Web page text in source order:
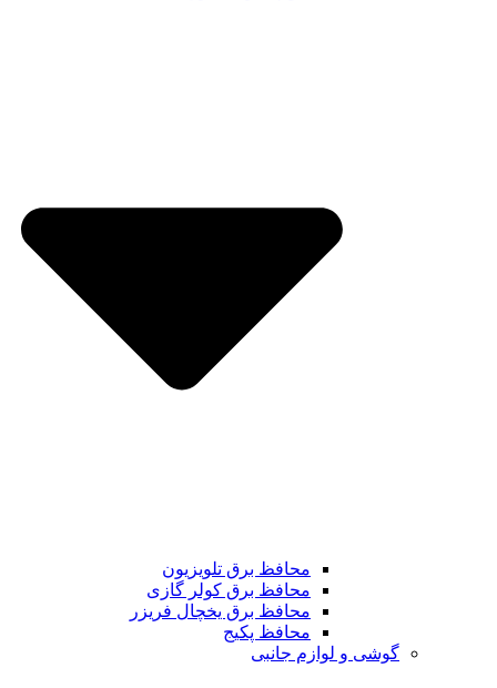
محافظ برق تلویزیون
محافظ برق کولر گازی
محافظ برق یخچال فریزر
محافظ پکیج
گوشی و لوازم جانبی